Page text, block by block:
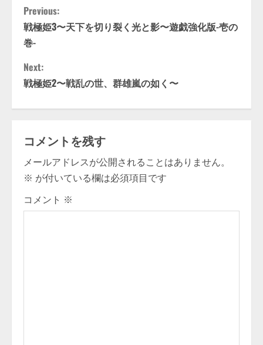
C
o
n
t
i
n
u
e
R
Previous:
戦極姫3〜天下を切り裂く光と影〜遊戯強化版-壱の
巻-
Next:
戦極姫2〜戦乱の世、群雄嵐の如く〜
コメントを残す
メールアドレスが公開されることはありません。
※ が付いている欄は必須項目です
コメント ※